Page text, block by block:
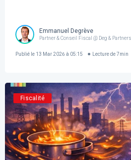
Emmanuel Degrève
Partner & Conseil Fiscal @ Deg & Partners
Publié le 13 Mar 2026 à 05:15 Lecture de 7min
Fiscalité